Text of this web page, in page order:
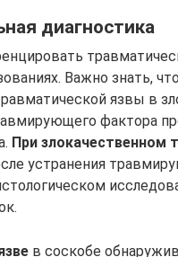
диагностика
Важно знать,
язвы в
фактора
При злокачественном
устранения
в соскобе